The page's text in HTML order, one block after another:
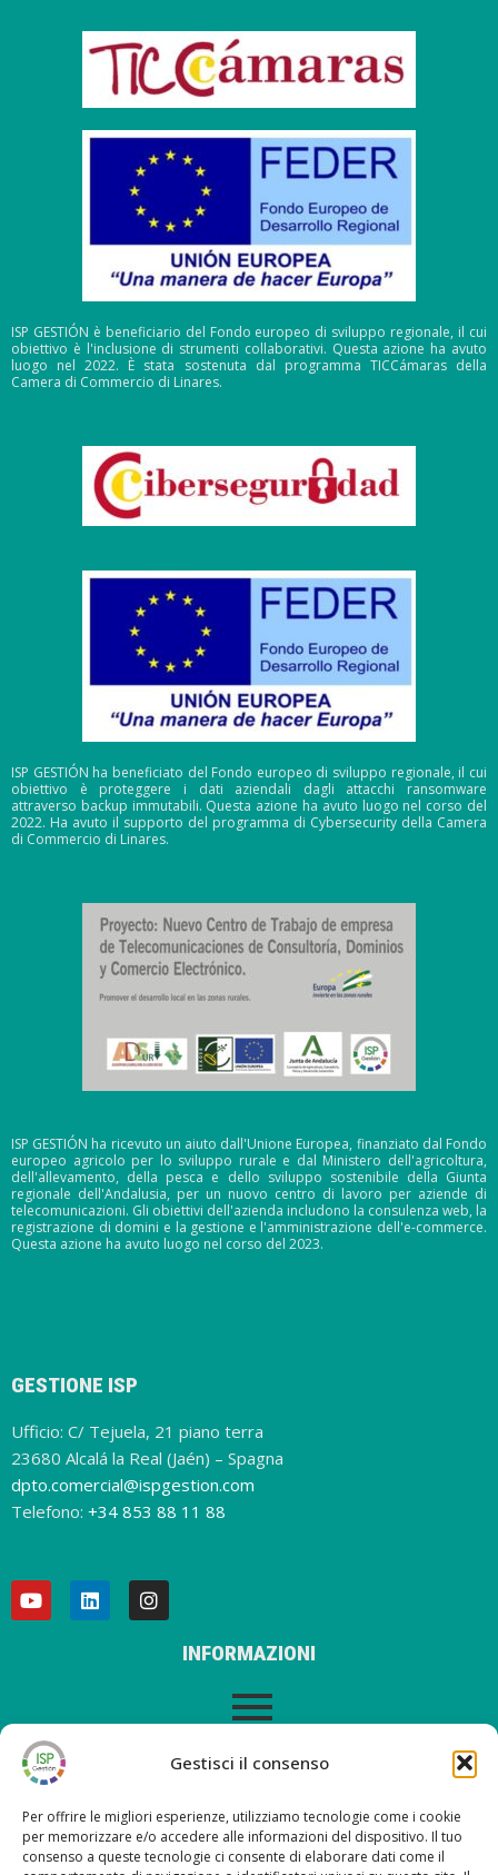
Gestisci il consenso
Per offrire le migliori esperienze, utilizziamo tecnologie come i cookie
per memorizzare e/o accedere alle informazioni del dispositivo. Il tuo
consenso a queste tecnologie ci consente di elaborare dati come il
ISP GESTIÓN è beneficiario del Fondo europeo di sviluppo regionale, il cui
obiettivo è l'inclusione di strumenti collaborativi. Questa azione ha avuto
luogo nel 2022. È stata sostenuta dal programma TICCámaras della
Camera di Commercio di Linares.
ISP GESTIÓN ha beneficiato del Fondo europeo di sviluppo regionale, il cui
obiettivo è proteggere i dati aziendali dagli attacchi ransomware
attraverso backup immutabili. Questa azione ha avuto luogo nel corso del
2022. Ha avuto il supporto del programma di Cybersecurity della Camera
di Commercio di Linares.
ISP GESTIÓN ha ricevuto un aiuto dall'Unione Europea, finanziato dal Fondo
europeo agricolo per lo sviluppo rurale e dal Ministero dell'agricoltura,
dell'allevamento, della pesca e dello sviluppo sostenibile della Giunta
regionale dell'Andalusia, per un nuovo centro di lavoro per aziende di
telecomunicazioni. Gli obiettivi dell'azienda includono la consulenza web, la
registrazione di domini e la gestione e l'amministrazione dell'e-commerce.
Questa azione ha avuto luogo nel corso del 2023.
GESTIONE ISP
Ufficio: C/ Tejuela, 21 piano terra
23680 Alcalá la Real (Jaén) – Spagna
dpto.comercial@ispgestion.com
Telefono: +34 853 88 11 88
INFORMAZIONI
AVVISO LEGALE
ULTIMI POST SUL NOSTRO BLOG